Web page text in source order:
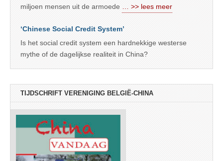
miljoen mensen uit de armoede … >> lees meer
‘Chinese Social Credit System’
Is het social credit system een hardnekkige westerse
mythe of de dagelijkse realiteit in China?
TIJDSCHRIFT VERENIGING BELGIË-CHINA